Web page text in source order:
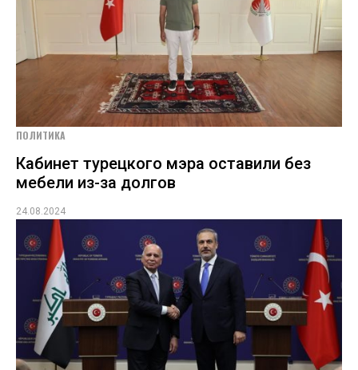
ПОЛИТИКА
Кабинет турецкого мэра оставили без
мебели из-за долгов
24.08.2024